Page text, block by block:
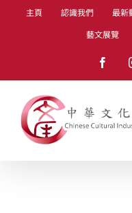
主頁 認識我們 最新
藝文展覽